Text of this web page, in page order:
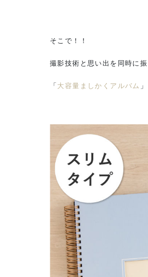
そこで！！
撮影技術と思い出を同時に
「大容量ましかくアルバム